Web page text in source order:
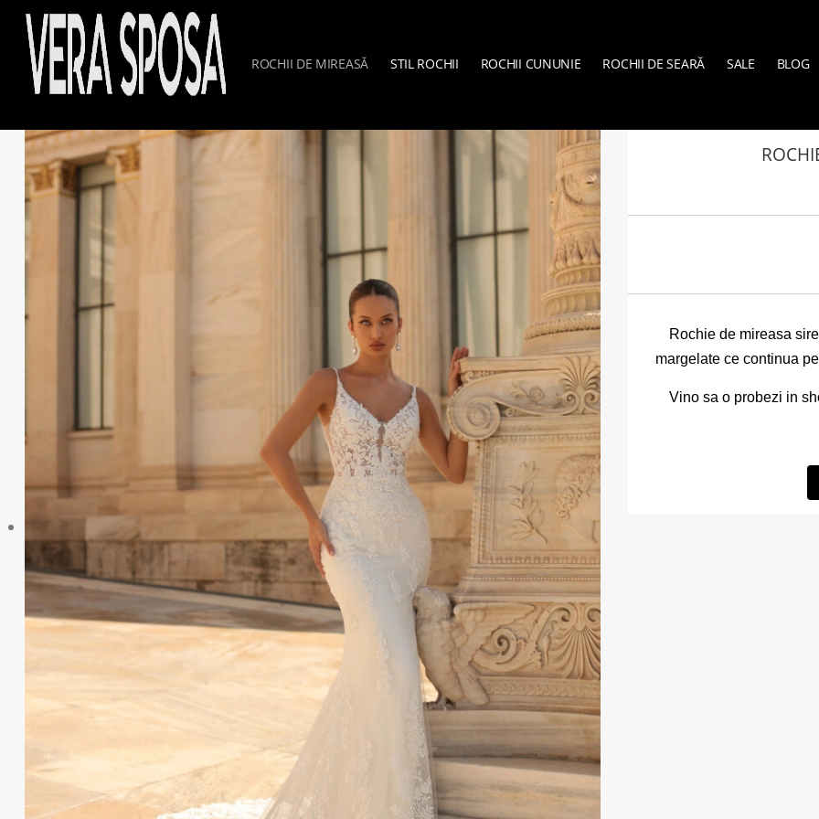
ROCHII DE MIREASĂ STIL ROCHII ROCHII CUNUNIE ROCHII DE SEARĂ SALE BLOG
Rochie de mireasa
margelate ce continua
Vino sa o probezi in